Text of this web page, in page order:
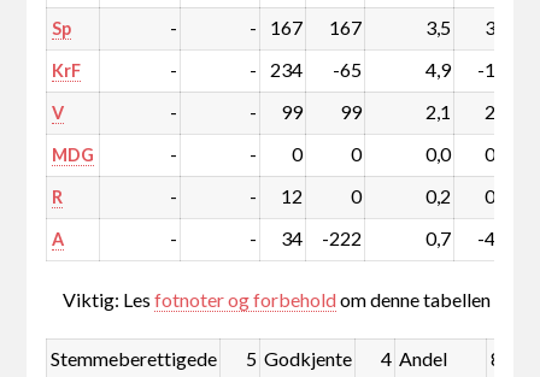
Sp - - 167 167 3,5 3,5
KrF - - 234 -65 4,9 -1,6
V - - 99 99 2,1 2,1
MDG - - 0 0 0,0 0,0
R - - 12 0 0,2 0,0
A - - 34 -222 0,7 -4,8
Viktig: Lesfotnoter og forbeholdom denne tabellen
Stemmeberettigede
5 Godkjente
4 Andel
84,9